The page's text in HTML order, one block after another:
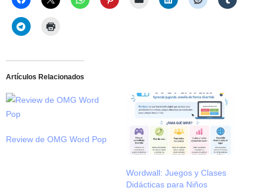
Artículos Relacionados
Review de OMG Word Pop
Wordwall: Juegos y Clases
Didácticas para Niños